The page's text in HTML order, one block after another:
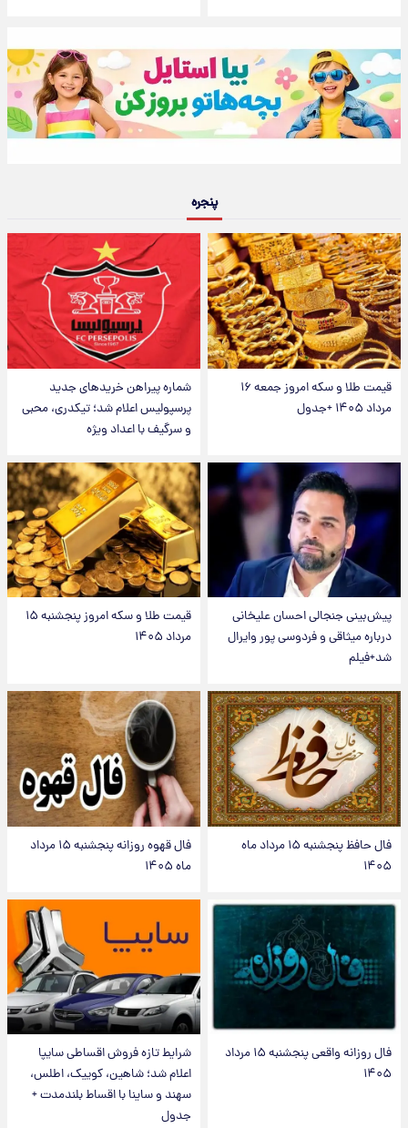
پنجره
قیمت طلا و سکه امروز جمعه ۱۶
مرداد ۱۴۰۵ +جدول
شماره پیراهن خریدهای جدید
پرسپولیس اعلام شد؛ تیکدری، محبی
و سرگیف با اعداد ویژه
پیش‌بینی جنجالی احسان علیخانی
درباره میثاقی و فردوسی پور وایرال
شد+فیلم
قیمت طلا و سکه امروز پنجشنبه ۱۵
مرداد ۱۴۰۵
فال حافظ پنجشنبه ۱۵ مرداد ماه
۱۴۰۵
فال قهوه روزانه پنجشنبه ۱۵ مرداد
ماه ۱۴۰۵
فال روزانه واقعی پنجشنبه ۱۵ مرداد
۱۴۰۵
شرایط تازه فروش اقساطی سایپا
اعلام شد؛ شاهین، کوییک، اطلس،
سهند و ساینا با اقساط بلندمدت +
جدول